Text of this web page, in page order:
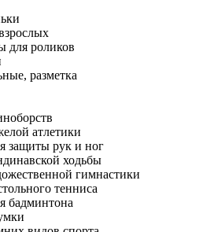
для роликов
разметка
атлетики
защиты рук и ног
ходьбы
гимнастики
тенниса
бадминтона